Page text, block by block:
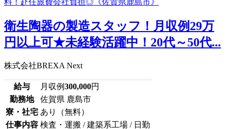
衛生陶器の製造スタッフ！月収例29万
円以上可★未経験活躍中！20代～50代...
株式会社BREXA Next
給与 月収例300,000円
勤務地
佐賀県 鹿島市
寮・社宅 あり（無料）
仕事内容 検査・運搬 / 建築系工場 / 日勤